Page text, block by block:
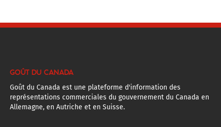
GOÛT DU CANADA
Goût du Canada est une plateforme d'information des
représentations commerciales du gouvernement du Canada en
Allemagne, en Autriche et en Suisse.